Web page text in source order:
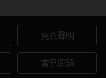
免責聲明
常見問題